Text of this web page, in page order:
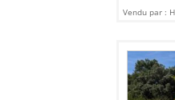
Vendu par :